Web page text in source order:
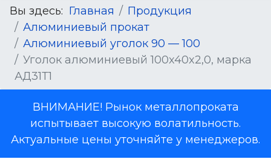
Вы здесь: Главная
Продукция
Алюминиевый прокат
Алюминиевый уголок 90 — 100
Уголок алюминиевый 100x40x2,0, марка
АД31Т1
ВНИМАНИЕ! Рынок металлопроката
испытывает высокую волатильность.
Актуальные цены уточняйте у менеджеров.